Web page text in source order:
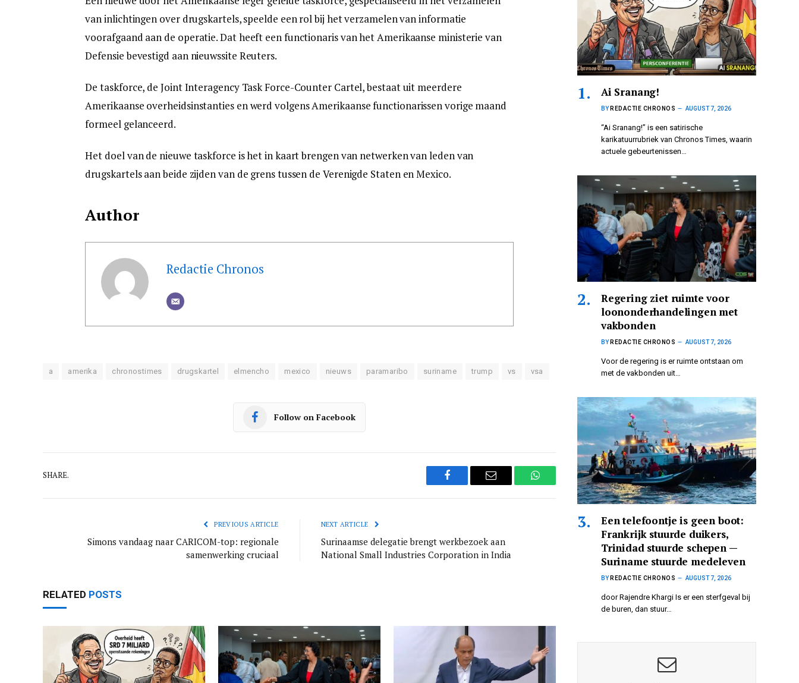
van inlichtingen over drugskartels, speelde een rol bij het verzamelen van informatie
voorafgaand aan de operatie. Dat heeft een functionaris van het Amerikaanse ministerie van
Defensie bevestigd aan nieuwssite Reuters.
De taskforce, de Joint Interagency Task Force-Counter Cartel, bestaat uit meerdere
Amerikaanse overheidsinstanties en werd volgens Amerikaanse functionarissen vorige maand
formeel gelanceerd.
Het doel van de nieuwe taskforce is het in kaart brengen van netwerken van leden van
drugskartels aan beide zijden van de grens tussen de Verenigde Staten en Mexico.
Author
Redactie Chronos
a amerika chronostimes drugskartel elmencho mexico nieuws paramaribo suriname trump vs vsa
Follow on Facebook
SHARE.
Facebook Email WhatsApp
PREVIOUS ARTICLE
Simons vandaag naar CARICOM-top: regionale
samenwerking cruciaal
NEXT ARTICLE
Surinaamse delegatie brengt werkbezoek aan
National Small Industries Corporation in India
RELATED POSTS
Ai Sranang!
BY REDACTIE CHRONOS AUGUST 7, 2026
“Ai Sranang!” is een satirische
karikatuurrubriek van Chronos Times, waarin
actuele gebeurtenissen…
Regering ziet ruimte voor
loononderhandelingen met
vakbonden
BY REDACTIE CHRONOS AUGUST 7, 2026
Voor de regering is er ruimte ontstaan om
met de vakbonden uit…
Een telefoontje is geen boot:
Frankrijk stuurde duikers,
Trinidad stuurde schepen —
Suriname stuurde medeleven
BY REDACTIE CHRONOS AUGUST 7, 2026
door Rajendre Khargi Is er een sterfgeval bij
de buren, dan stuur…